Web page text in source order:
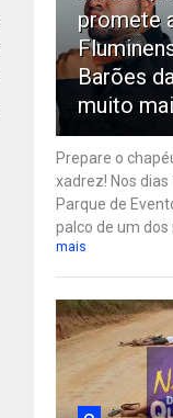
promete
Barões
muito
Prepare o
xadrez! Nos dias
Parque de
palco de um dos
mais